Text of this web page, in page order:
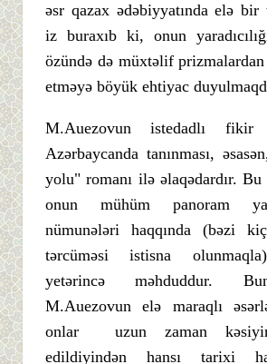
əsr qazax ədəbiyyatında elə bir
iz buraxıb ki, onun
özündə də müxtəlif
etməyə böyük ehtiyac
M.Auezovun istedadlı
Azərbaycanda tanınması,
yolu" romanı ilə əlaqədardır. Bu
onun mühüm panoram
nümunələri haqqında (bəzi
tərcüməsi istisna
yetərincə məhduddur.
M.Auezovun elə maraqlı
onlar uzun zaman
edildiyindən hansı tarixi